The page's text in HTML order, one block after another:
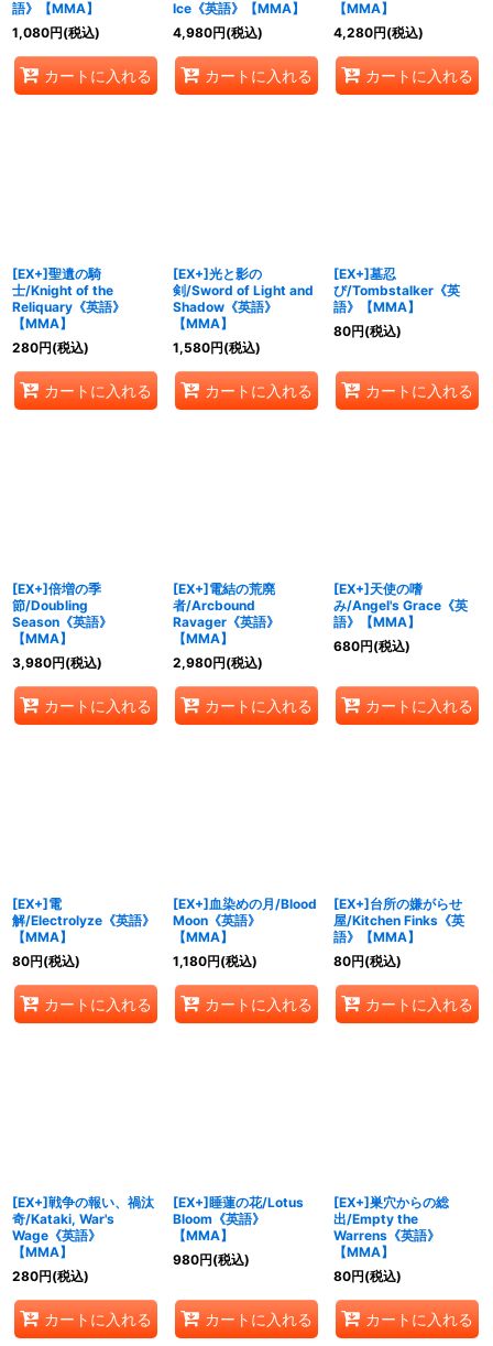
語》【MMA】
1,080円(税込)
カートに入れる
Ice《英語》【MMA】
4,980円(税込)
カートに入れる
【MMA】
4,280円(税込)
カートに入れる
[EX+]聖遺の騎
士/Knight of the
Reliquary《英語》
【MMA】
280円(税込)
カートに入れる
[EX+]光と影の
剣/Sword of Light and
Shadow《英語》
【MMA】
1,580円(税込)
カートに入れる
[EX+]墓忍
び/Tombstalker《英
語》【MMA】
80円(税込)
カートに入れる
[EX+]倍増の季
節/Doubling
Season《英語》
【MMA】
3,980円(税込)
カートに入れる
[EX+]電結の荒廃
者/Arcbound
Ravager《英語》
【MMA】
2,980円(税込)
カートに入れる
[EX+]天使の嗜
み/Angel's Grace《英
語》【MMA】
680円(税込)
カートに入れる
[EX+]電
解/Electrolyze《英語》
【MMA】
80円(税込)
カートに入れる
[EX+]血染めの月/Blood
Moon《英語》
【MMA】
1,180円(税込)
カートに入れる
[EX+]台所の嫌がらせ
屋/Kitchen Finks《英
語》【MMA】
80円(税込)
カートに入れる
[EX+]戦争の報い、禍汰
奇/Kataki, War's
Wage《英語》
【MMA】
280円(税込)
カートに入れる
[EX+]睡蓮の花/Lotus
Bloom《英語》
【MMA】
980円(税込)
カートに入れる
[EX+]巣穴からの総
出/Empty the
Warrens《英語》
【MMA】
80円(税込)
カートに入れる